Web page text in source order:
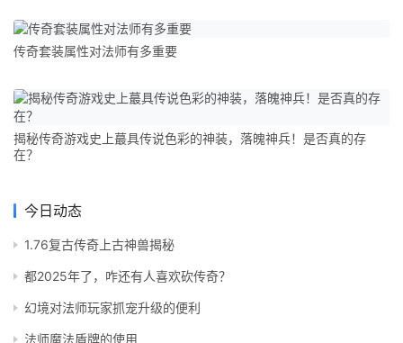
传奇套装属性对法师有多重要
揭秘传奇游戏史上蕞具传说色彩的神装，落魄神兵！是否真的存
在？
今日动态
1.76复古传奇上古神兽揭秘
都2025年了，咋还有人喜欢砍传奇？
幻境对法师玩家抓宠升级的便利
法师魔法盾牌的使用